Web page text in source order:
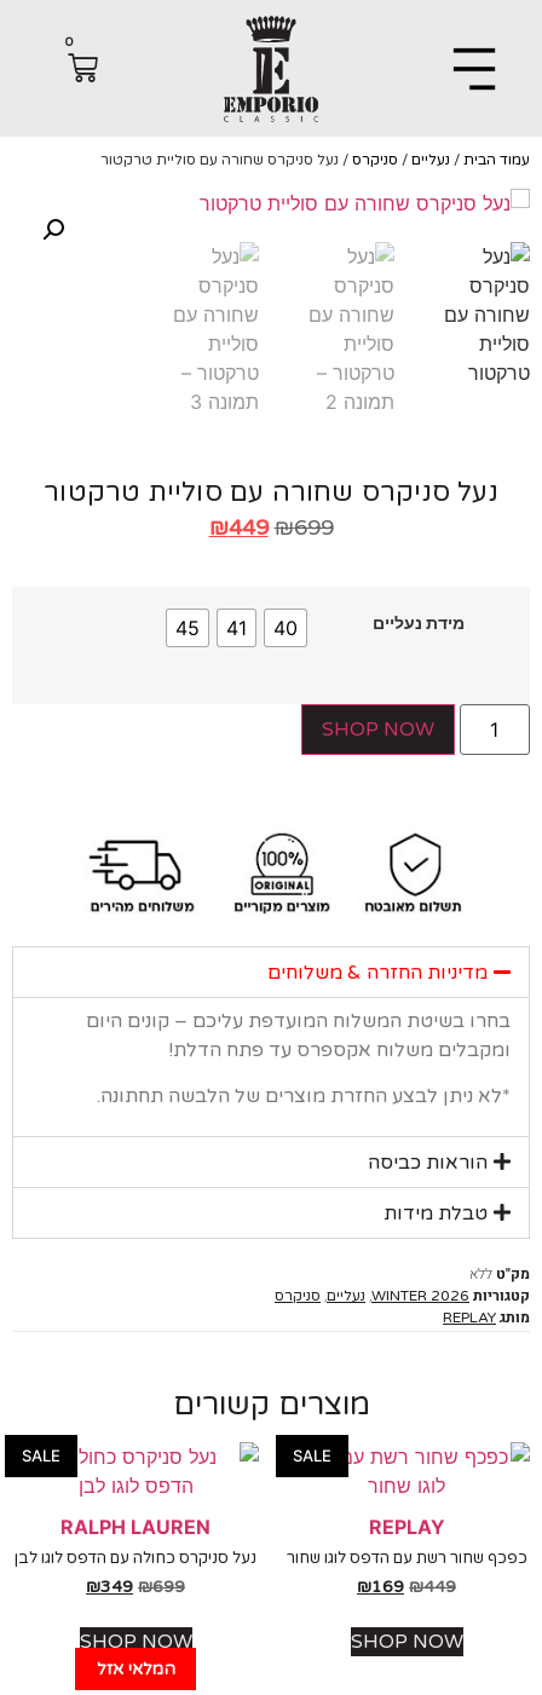
הבית/נעליים /סניקרס/ נעל סניקרס שחורה עם סוליית טרקטור
נעל סניקרס שחורה עם סוליית טרקטור
₪
₪449
מידת נעליים 41
45
SHOP NOW
מדיניות החזרה & משלוחים
בשיטת המשלוח המועדפת עליכם – קונים היום
משלוח אקספרס עד פתח הדלת!
ניתן לבצע החזרת מוצרים של הלבשה תחתונה.
הוראות כביסה
טבלת מידות
ללא
WINTER 2026
,נעליים, סניקרס
REPLAY
מוצרים קשורים
SALE
REPLAY
שחור רשת עם הדפס לוגו שחור
₪
₪169
SHOP NOW
SALE
המלאי אזל
RALPH LAUREN
נעל סניקרס כחולה עם הדפס לוגו לבן
₪
₪349
SHOP NOW